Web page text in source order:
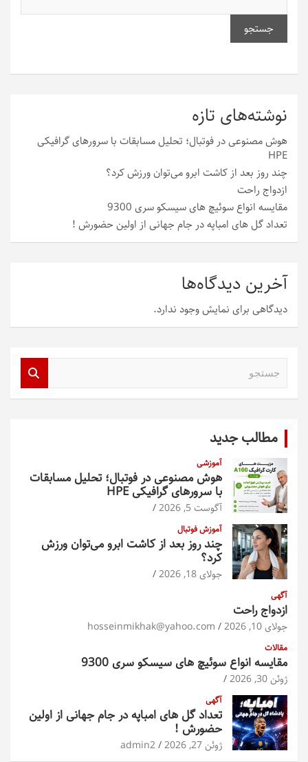
جستجو
نوشته‌های تازه
هوش مصنوعی در فوتبال؛ تحلیل مسابقات با سرورهای گرافیکی
HPE
چند روز بعد از کاشت ابرو می‌توان ورزش کرد؟
ازدواج راحت
مقایسه انواع سوئیچ های سیسکو سری 9300
تعداد گل های امباپه در جام جهانی از اولین حضورش !
آخرین دیدگاه‌ها
دیدگاهی برای نمایش وجود ندارد.
مطالب جدید
آموزشی
هوش مصنوعی در فوتبال؛ تحلیل مسابقات
با سرورهای گرافیکی HPE
آگوست 5, 2026
آموزش فوتبال
چند روز بعد از کاشت ابرو می‌توان ورزش
کرد؟
جولای 18, 2026
آگهی
ازدواج راحت
جولای 10, 2026 hosseinmikhak@yahoo.com
مقالات
مقایسه انواع سوئیچ های سیسکو سری 9300
ژوئن 30, 2026
آگهی
تعداد گل های امباپه در جام جهانی از اولین
حضورش !
ژوئن 27, 2026 admin2